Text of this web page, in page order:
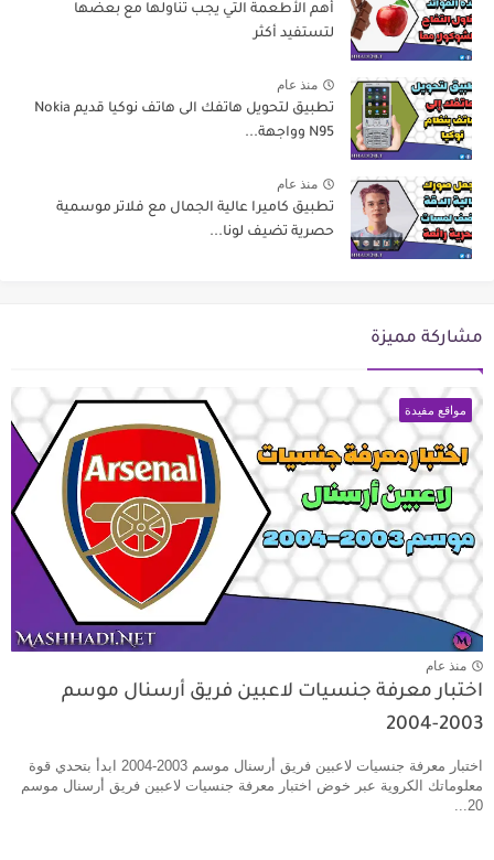
أهم الأطعمة التي يجب تناولها مع بعضها
لتستفيد أكثر
منذ عام
تطبيق لتحويل هاتفك الى هاتف نوكيا قديم Nokia
N95 وواجهة...
منذ عام
تطبيق كاميرا عالية الجمال مع فلاتر موسمية
حصرية تضيف لونا...
مشاركة مميزة
مواقع مفيدة
منذ عام
اختبار معرفة جنسيات لاعبين فريق أرسنال موسم
2003-2004
اختبار معرفة جنسيات لاعبين فريق أرسنال موسم 2003-2004 ابدأ بتحدي قوة
معلوماتك الكروية عبر خوض اختبار معرفة جنسيات لاعبين فريق أرسنال موسم
20...